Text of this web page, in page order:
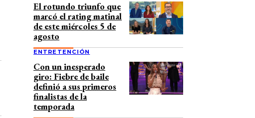
El rotundo triunfo que
marcó el rating matinal
de este miércoles 5 de
agosto
ENTRETENCIÓN
Con un inesperado
giro: Fiebre de baile
definió a sus primeros
finalistas de la
temporada